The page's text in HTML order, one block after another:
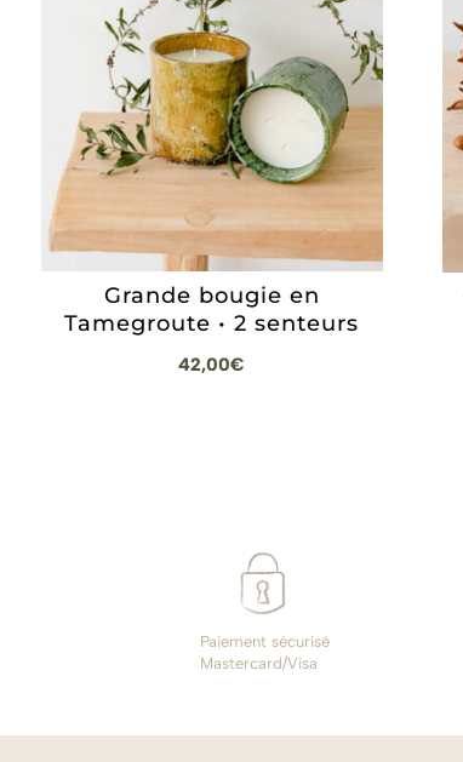
Grande bougie en
Tamegroute • 2 senteurs
42,00€
Paiement sécurisé
Mastercard/Visa